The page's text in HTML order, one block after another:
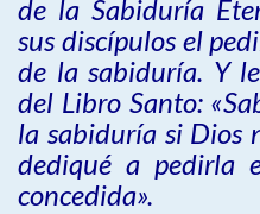
de la Sabiduría
sus discípulos el
de la sabiduría. Y
del Libro Santo:
la sabiduría si Dios
dediqué a pedirla
concedida».